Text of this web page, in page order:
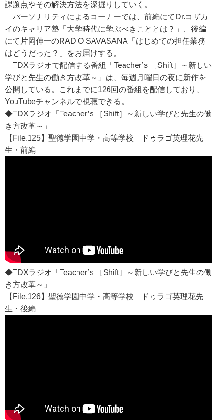
課題点やその解決方法を深掘りしていく。
パーソナリティによるコーナーでは、前編にてDr.コザカ
イのキャリア塾「大学時代に学ぶべきこととは？」、後編
にて片岡伸一のRADIO SAVASANA「はじめての担任業務
はどうだった？」をお届けする。
TDXラジオで配信する番組「Teacher’s ［Shift］～新しい
学びと先生の働き方改革～」は、毎週月曜日の夜に新作を
公開している。これまでに126回の番組を配信しており、
YouTubeチャンネルで視聴できる。
◆TDXラジオ「Teacher’s ［Shift］～新しい学びと先生の働
き方改革～」
【File.125】聖徳学園中学・高等学校 ドゥラゴ英理花先
生・前編
◆TDXラジオ「Teacher’s ［Shift］～新しい学びと先生の働
き方改革～」
【File.126】聖徳学園中学・高等学校 ドゥラゴ英理花先
生・後編